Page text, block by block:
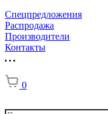
Спецпредложения
Распродажа
Производители
Контакты
0